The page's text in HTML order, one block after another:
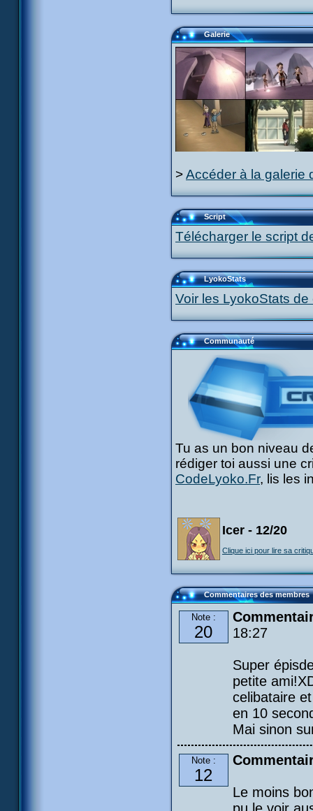
Galerie
>Accéder à la galerie
Script
Télécharger le script
LyokoStats
Voir les LyokoStats
Communauté
Tu as un bon niveau
rédiger toi aussi une
CodeLyoko.Fr, lis les
Icer - 12/20
Clique ici pour lire sa
Commentaires des membres
Note :
20
18:27
Super
petite
celibataire
en 10
Mai sinon
Note :
12
Le moins